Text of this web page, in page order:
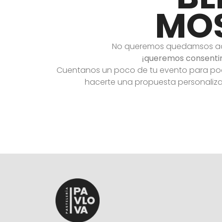
No queremos quedamsos
¡queremos
Cuentanos un poco de tu evento para
hacerte una propuesta